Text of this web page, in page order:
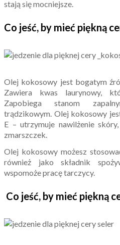
stają się mocniejsze.
Co jeść, by mieć piękną
Olej kokosowy jest bogatym
Zawiera kwas laurynowy,
Zapobiega stanom
trądzikowym. Olej kokosowy
E – utrzymuje nawilżenie
zmarszczek.
Olej kokosowy możesz
również jako składnik
wspomoże pracę tarczycy.
Co jeść, by mieć piękną